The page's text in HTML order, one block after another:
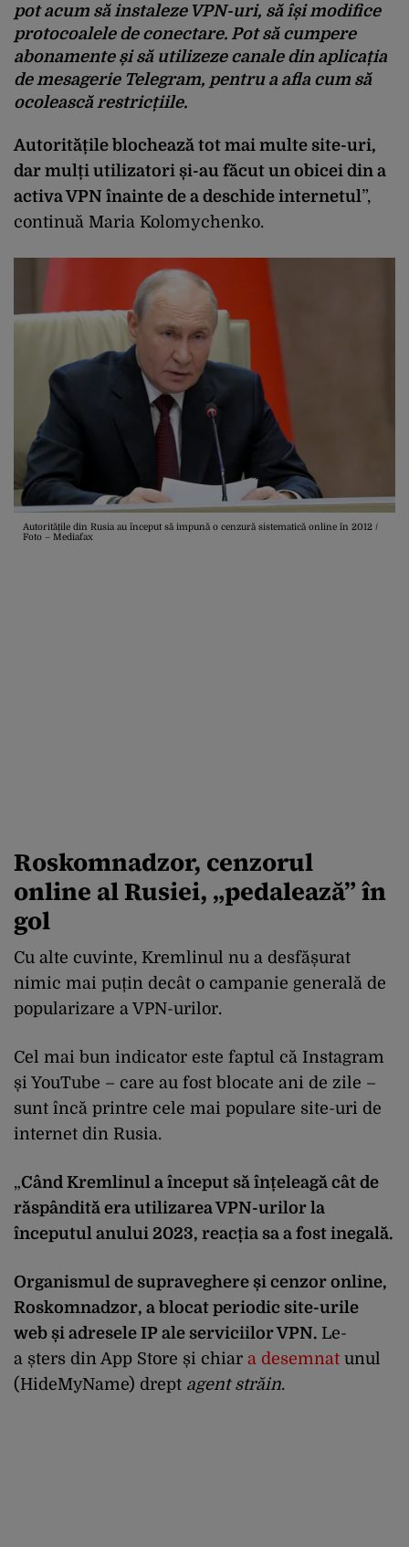
pot acum să instaleze VPN-uri, să își modifice
protocoalele de conectare. Pot să cumpere
abonamente și să utilizeze canale din aplicația
de mesagerie Telegram, pentru a afla cum să
ocolească restricțiile.
Autoritățile blochează tot mai multe site-uri,
dar mulți utilizatori și-au făcut un obicei din a
activa VPN înainte de a deschide internetul”,
continuă Maria Kolomychenko.
Autoritățile din Rusia au început să impună o cenzură sistematică online în 2012 /
Foto – Mediafax
Roskomnadzor, cenzorul
online al Rusiei, „pedalează” în
gol
Cu alte cuvinte, Kremlinul nu a desfășurat
nimic mai puțin decât o campanie generală de
popularizare a VPN-urilor.
Cel mai bun indicator este faptul că Instagram
și YouTube – care au fost blocate ani de zile –
sunt încă printre cele mai populare site-uri de
internet din Rusia.
„Când Kremlinul a început să înțeleagă cât de
răspândită era utilizarea VPN-urilor la
începutul anului 2023, reacția sa a fost inegală.
Organismul de supraveghere și cenzor online,
Roskomnadzor, a blocat periodic site-urile
web și adresele IP ale serviciilor VPN. Le-
a șters din App Store și chiar a desemnat unul
(HideMyName) drept agent străin.